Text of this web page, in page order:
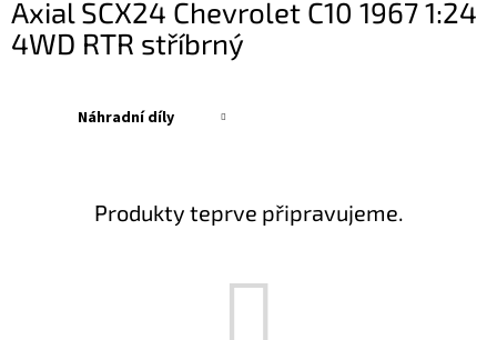
Axial SCX24 Chevrolet C10 1967 1:24
4WD RTR stříbrný
Náhradní díly
Produkty teprve připravujeme.